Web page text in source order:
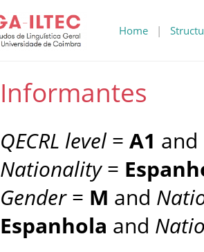
Home |
Informantes
QECRL level = A1 and
Nationality=
Gender= M and
Espanhola and